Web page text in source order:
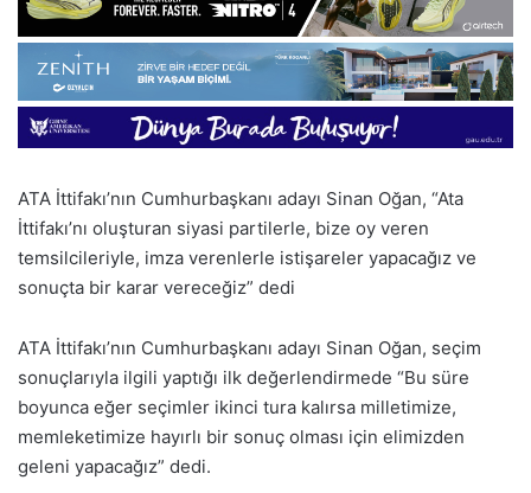
ATA İttifakı’nın Cumhurbaşkanı adayı Sinan Oğan, “Ata
İttifakı’nı oluşturan siyasi partilerle, bize oy veren
temsilcileriyle, imza verenlerle istişareler yapacağız ve
sonuçta bir karar vereceğiz” dedi
ATA İttifakı’nın Cumhurbaşkanı adayı Sinan Oğan, seçim
sonuçlarıyla ilgili yaptığı ilk değerlendirmede “Bu süre
boyunca eğer seçimler ikinci tura kalırsa milletimize,
memleketimize hayırlı bir sonuç olması için elimizden
geleni yapacağız” dedi.